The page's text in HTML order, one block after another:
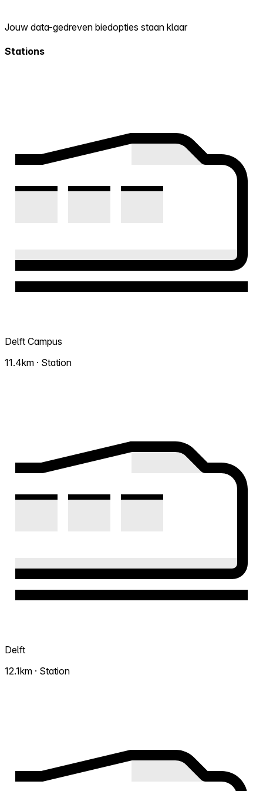
Jouw data-gedreven biedopties staan klaar
Stations
Delft Campus
11.4km · Station
Delft
12.1km · Station